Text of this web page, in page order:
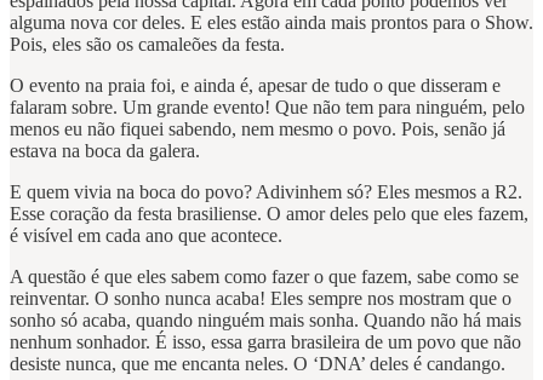
alguma nova cor deles. E eles estão ainda mais prontos para o Show.
Pois, eles são os camaleões da festa.
O evento na praia foi, e ainda é, apesar de tudo o que disseram e
falaram sobre. Um grande evento! Que não tem para ninguém, pelo
menos eu não fiquei sabendo, nem mesmo o povo. Pois, senão já
estava na boca da galera.
E quem vivia na boca do povo? Adivinhem só? Eles mesmos a R2.
Esse coração da festa brasiliense. O amor deles pelo que eles fazem,
é visível em cada ano que acontece.
A questão é que eles sabem como fazer o que fazem, sabe como se
reinventar. O sonho nunca acaba! Eles sempre nos mostram que o
sonho só acaba, quando ninguém mais sonha. Quando não há mais
nenhum sonhador. É isso, essa garra brasileira de um povo que não
desiste nunca, que me encanta neles. O ‘DNA’ deles é candango.